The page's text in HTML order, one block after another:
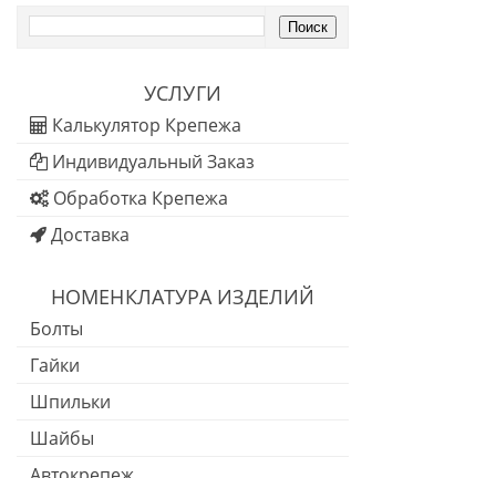
УСЛУГИ
Калькулятор Крепежа
Индивидуальный Заказ
Обработка Крепежа
Доставка
НОМЕНКЛАТУРА ИЗДЕЛИЙ
Болты
Гайки
Шпильки
Шайбы